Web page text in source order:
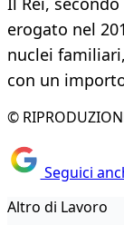
erogato nel
nuclei
con un
©
Seguici
Altro di Lavoro